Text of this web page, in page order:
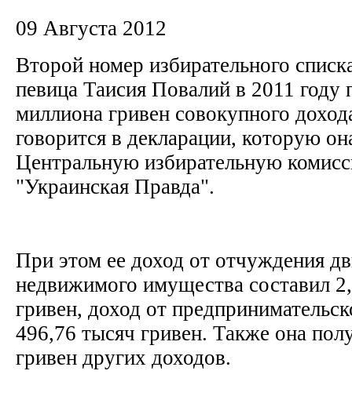
09 Августа 2012
Второй номер избирательного
певица Таисия Повалий в 2011 году
миллиона гривен совокупного
говорится в декларации, которую
Центральную избирательную
"Украинская Правда".
При этом ее доход от отчуждения
недвижимого имущества составил
гривен, доход от
496,76 тысяч гривен. Также она
гривен других доходов.